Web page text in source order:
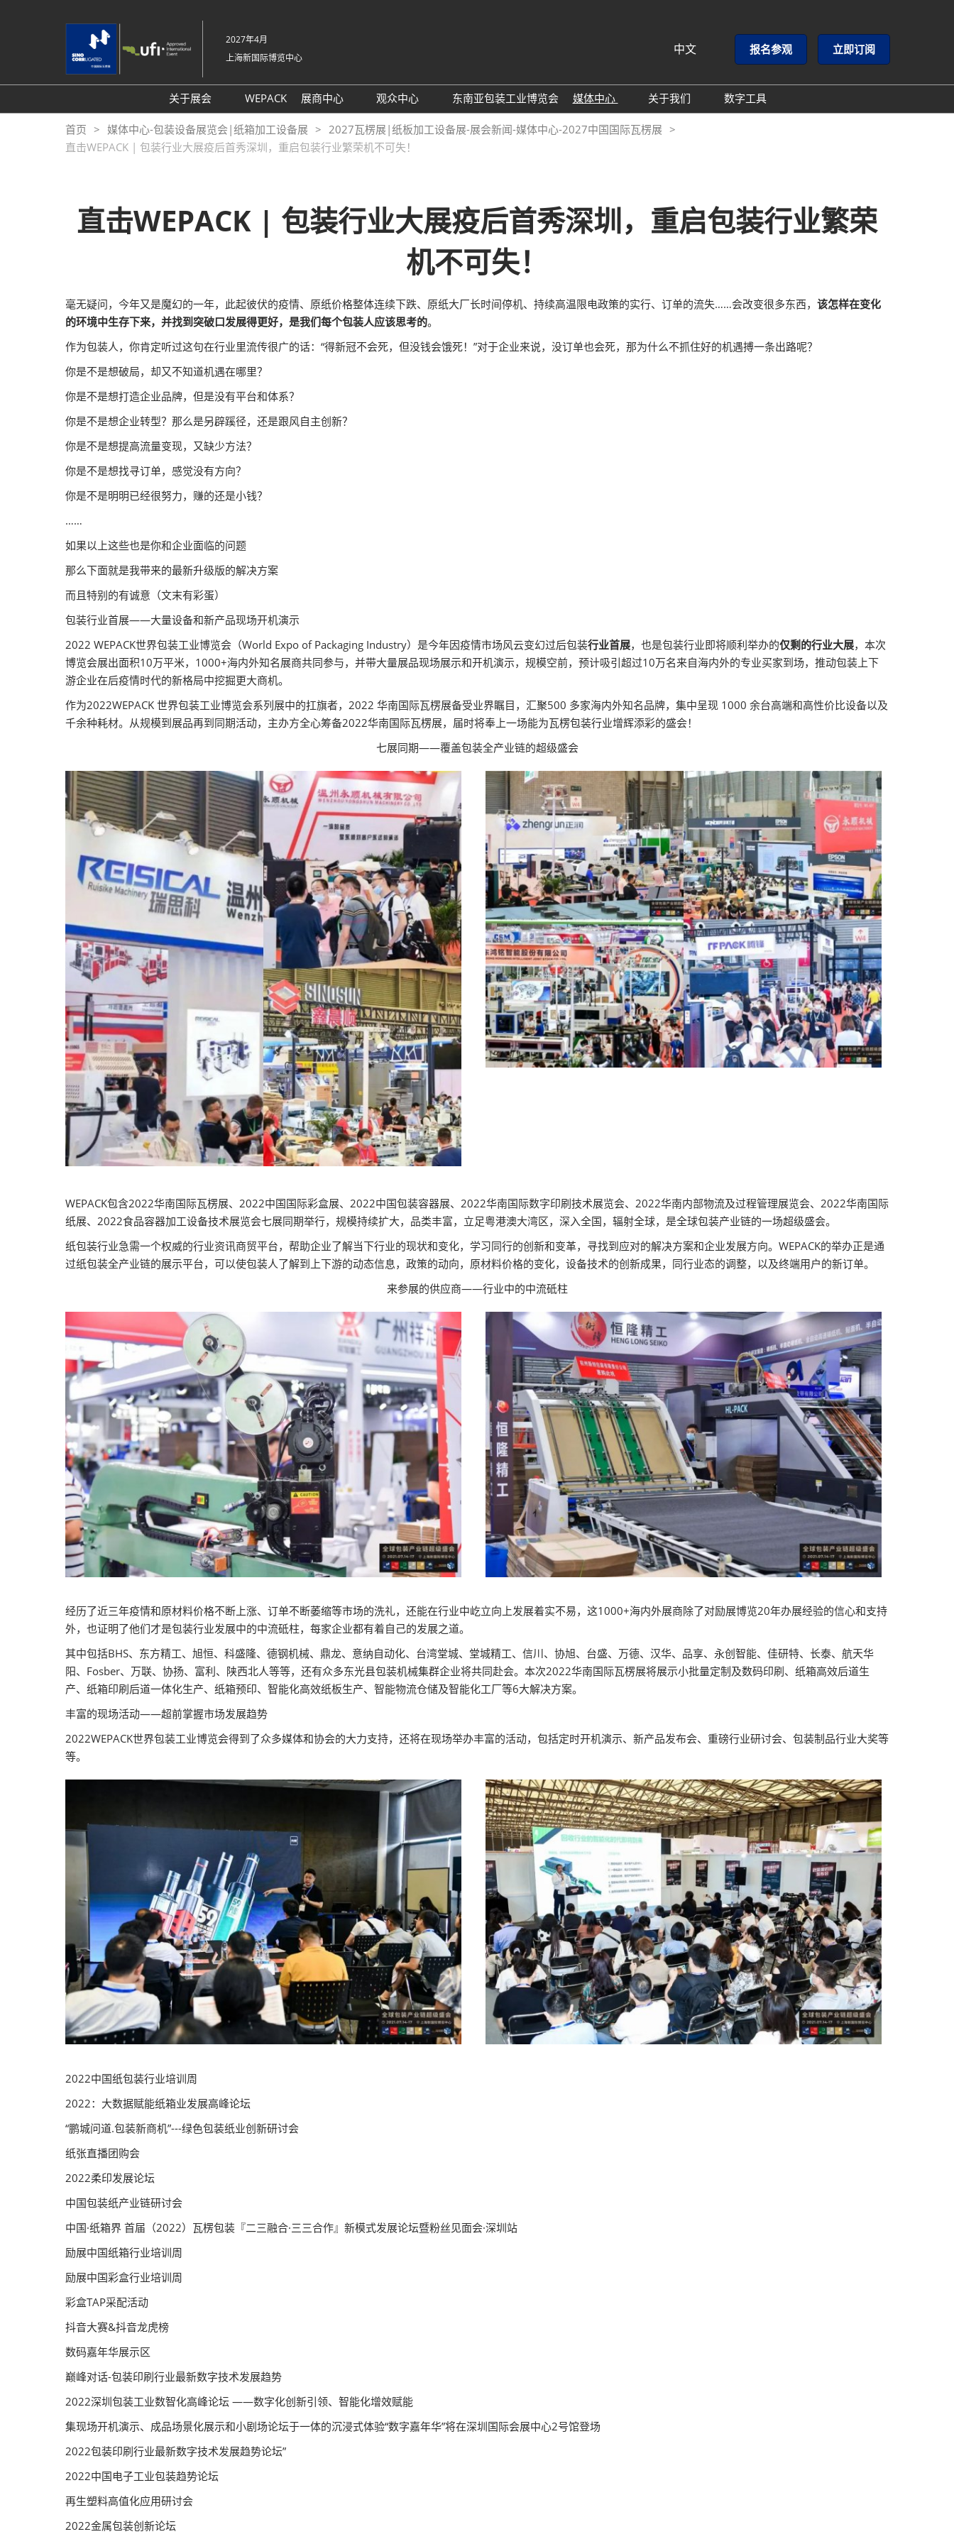
接
转
至
容
2027年4月
上海新国际博览中心
中文
English
报名参观 立即订阅
关于展会
展会概况
展品范围
往届回顾
WEPACK
展商中心
参展申请
观众中心
观众预登记
参观理由
东南亚包装工业博览会
媒体中心
展会新闻
关于我们
主办方介绍
数字工具
首页 媒体中心-包装设备展览会|纸箱加工设备展
2027瓦楞展|纸板加工设备展-展会新闻-媒体中心-2027中国国际瓦楞展
直击WEPACK | 包装行业大展疫后首秀深圳，重启包装行业繁荣机不可失！
直击WEPACK | 包装行业大展疫后首秀深圳，重启包装行业繁荣
机不可失！
毫无疑问，今年又是魔幻的一年，此起彼伏的疫情、原纸价格整体连续下跌、原纸大厂长时间停机、持续高温限电政策的实行、订单的流失……会改变很多东西， 该怎样在变化
的环境中生存下来，并找到突破口发展得更好，是我们每个包装人应该思考的。
作为包装人，你肯定听过这句在行业里流传很广的话：“得新冠不会死，但没钱会饿死！”对于企业来说，没订单也会死，那为什么不抓住好的机遇搏一条出路呢？
你是不是想破局，却又不知道机遇在哪里？
你是不是想打造企业品牌，但是没有平台和体系？
你是不是想企业转型？那么是另辟蹊径，还是跟风自主创新？
你是不是想提高流量变现，又缺少方法？
你是不是想找寻订单，感觉没有方向？
你是不是明明已经很努力，赚的还是小钱？
……
如果以上这些也是你和企业面临的问题
那么下面就是我带来的最新升级版的解决方案
而且特别的有诚意（文末有彩蛋）
包装行业首展——大量设备和新产品现场开机演示
2022 WEPACK世界包装工业博览会（World Expo of Packaging Industry）是今年因疫情市场风云变幻过后包装行业首展，也是包装行业即将顺利举办的仅剩的行业大展，本次
博览会展出面积10万平米，1000+海内外知名展商共同参与，并带大量展品现场展示和开机演示，规模空前，预计吸引超过10万名来自海内外的专业买家到场，推动包装上下
游企业在后疫情时代的新格局中挖掘更大商机。
作为2022WEPACK 世界包装工业博览会系列展中的扛旗者，2022 华南国际瓦楞展备受业界瞩目，汇聚500 多家海内外知名品牌，集中呈现 1000 余台高端和高性价比设备以及
千余种耗材。从规模到展品再到同期活动，主办方全心筹备2022华南国际瓦楞展，届时将奉上一场能为瓦楞包装行业增辉添彩的盛会！
七展同期——覆盖包装全产业链的超级盛会
WEPACK包含2022华南国际瓦楞展、2022中国国际彩盒展、2022中国包装容器展、2022华南国际数字印刷技术展览会、2022华南内部物流及过程管理展览会、2022华南国际
纸展、2022食品容器加工设备技术展览会七展同期举行，规模持续扩大，品类丰富，立足粤港澳大湾区，深入全国，辐射全球，是全球包装产业链的一场超级盛会。
纸包装行业急需一个权威的行业资讯商贸平台，帮助企业了解当下行业的现状和变化，学习同行的创新和变革，寻找到应对的解决方案和企业发展方向。WEPACK的举办正是通
过纸包装全产业链的展示平台，可以使包装人了解到上下游的动态信息，政策的动向，原材料价格的变化，设备技术的创新成果，同行业态的调整，以及终端用户的新订单。
来参展的供应商——行业中的中流砥柱
经历了近三年疫情和原材料价格不断上涨、订单不断萎缩等市场的洗礼，还能在行业中屹立向上发展着实不易，这1000+海内外展商除了对励展博览20年办展经验的信心和支持
外，也证明了他们才是包装行业发展中的中流砥柱，每家企业都有着自己的发展之道。
其中包括BHS、东方精工、旭恒、科盛隆、德钢机械、鼎龙、意纳自动化、台湾堂城、堂城精工、信川、协旭、台盛、万德、汉华、品享、永创智能、佳研特、长泰、航天华
阳、Fosber、万联、协扬、富利、陕西北人等等，还有众多东光县包装机械集群企业将共同赴会。本次2022华南国际瓦楞展将展示小批量定制及数码印刷、纸箱高效后道生
产、纸箱印刷后道一体化生产、纸箱预印、智能化高效纸板生产、智能物流仓储及智能化工厂等6大解决方案。
丰富的现场活动——超前掌握市场发展趋势
2022WEPACK世界包装工业博览会得到了众多媒体和协会的大力支持，还将在现场举办丰富的活动，包括定时开机演示、新产品发布会、重磅行业研讨会、包装制品行业大奖等
等。
2022中国纸包装行业培训周
2022：大数据赋能纸箱业发展高峰论坛
“鹏城问道.包装新商机”---绿色包装纸业创新研讨会
纸张直播团购会
2022柔印发展论坛
中国包装纸产业链研讨会
中国·纸箱界 首届（2022）瓦楞包装『二三融合·三三合作』新模式发展论坛暨粉丝见面会·深圳站
励展中国纸箱行业培训周
励展中国彩盒行业培训周
彩盒TAP采配活动
抖音大赛&抖音龙虎榜
数码嘉年华展示区
巅峰对话-包装印刷行业最新数字技术发展趋势
2022深圳包装工业数智化高峰论坛 ——数字化创新引领、智能化增效赋能
集现场开机演示、成品场景化展示和小剧场论坛于一体的沉浸式体验“数字嘉年华”将在深圳国际会展中心2号馆登场
2022包装印刷行业最新数字技术发展趋势论坛”
2022中国电子工业包装趋势论坛
再生塑料高值化应用研讨会
2022金属包装创新论坛